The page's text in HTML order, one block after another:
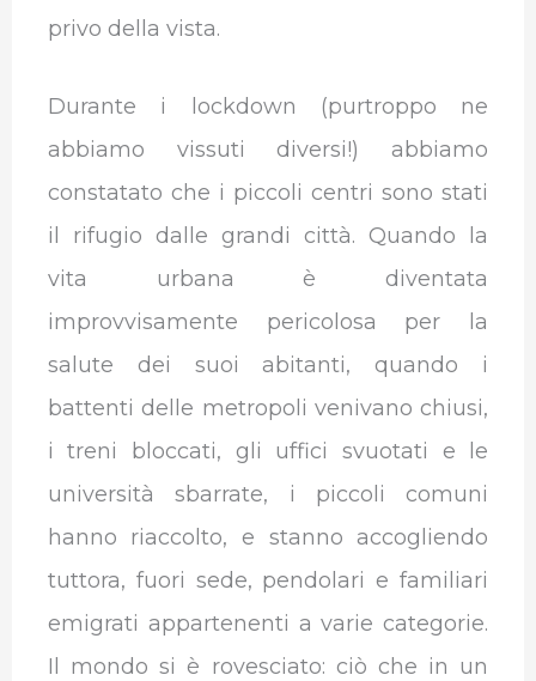
privo della vista.
Durante i lockdown (purtroppo ne
abbiamo vissuti diversi!) abbiamo
constatato che i piccoli centri sono stati
il rifugio dalle grandi città. Quando la
vita urbana è diventata
improvvisamente pericolosa per la
salute dei suoi abitanti, quando i
battenti delle metropoli venivano chiusi,
i treni bloccati, gli uffici svuotati e le
università sbarrate, i piccoli comuni
hanno riaccolto, e stanno accogliendo
tuttora, fuori sede, pendolari e familiari
emigrati appartenenti a varie categorie.
Il mondo si è rovesciato: ciò che in un